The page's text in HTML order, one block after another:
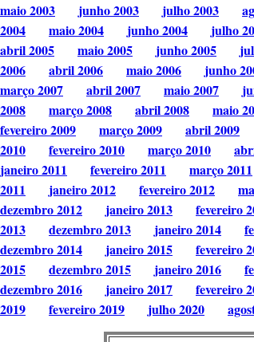
maio 2003 junho 2003 julho 2003
2004
maio 2004 junho 2004 julho
abril 2005
maio 2005 junho 2005
2006
abril 2006 maio 2006 junho
março 2007
abril 2007 maio 2007
2008
março 2008 abril 2008 maio
fevereiro 2009
março 2009 abril 2009
2010
fevereiro 2010 março 2010
janeiro 2011
fevereiro 2011 março 2011
2011
janeiro 2012 fevereiro 2012
dezembro 2012
janeiro 2013 fevereiro
2013
dezembro 2013 janeiro 2014
dezembro 2014
janeiro 2015 fevereiro
2015
dezembro 2015 janeiro 2016
dezembro 2016
janeiro 2017 fevereiro
2019
fevereiro 2019 julho 2020